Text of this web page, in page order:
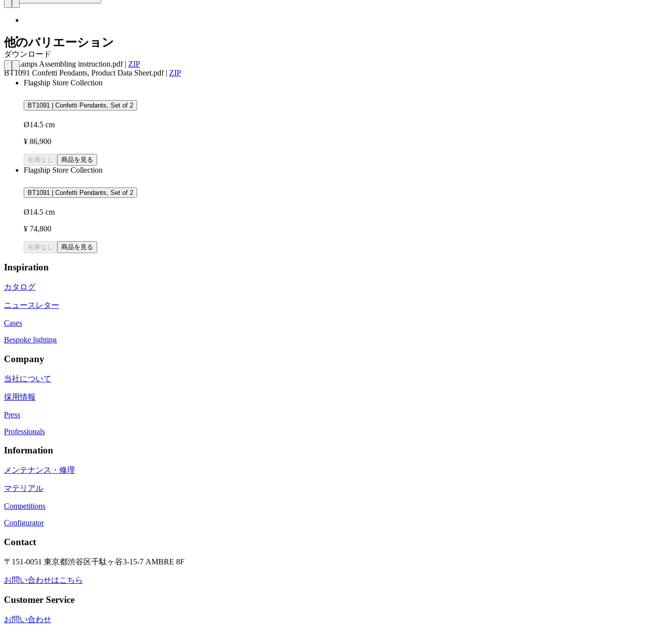
ダウンロード
BT Lamps Assembling instruction.pdf| ZIP
BT1091 Confetti Pendants, Product Data Sheet.pdf| ZIP
他のバリエーション
Flagship Store Collection
BT1091 | Confetti Pendants, Set of 2
Ø14.5 cm
¥ 86,900
在庫なし 商品を見る
Flagship Store Collection
BT1091 | Confetti Pendants, Set of 2
Ø14.5 cm
¥ 74,800
在庫なし 商品を見る
Inspiration
カタログ
ニュースレター
Cases
Bespoke lighting
Company
当社について
採用情報
Press
Professionals
Information
メンテナンス・修理
マテリアル
Competitions
Configurator
Contact
〒151-0051 東京都渋谷区千駄ヶ谷3-15-7 AMBRE 8F
お問い合わせはこちら
Customer Service
お問い合わせ